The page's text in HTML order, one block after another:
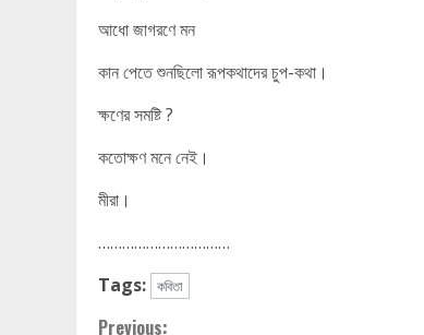
আধো জাগরণে মন
কান পেতে শুনছিলো রূপকথাদের চুপ-কথা।
ক্ষণের সমষ্টি ?
কতোক্ষণ মনে নেই।
মীরা।
……………………………
Tags: কবিতা
Previous: